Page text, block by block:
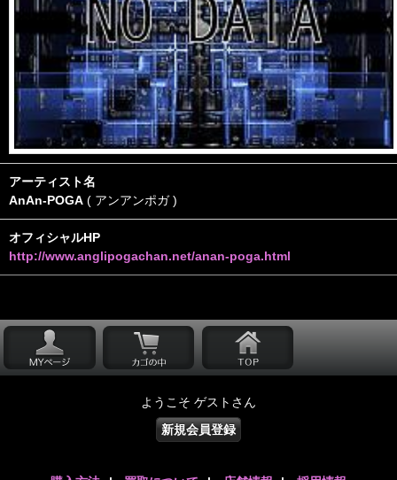
アーティスト名
AnAn-POGA ( アンアンポガ )
オフィシャルHP
http://www.anglipogachan.net/anan-poga.html
ようこそ ゲストさん
新規会員登録